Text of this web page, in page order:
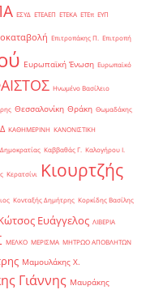
ΕΣΥΔ ΕΤΕΑΕΠ ΕΤΕΚΑ ΕΤΕπ ΕΥΠ
Επιτροπάκης Π. Επιτροπή
Ευρωπαϊκή Ένωση Ευρωπαϊκό
Ηνωμένο Βασίλειο
Θεσσαλονίκη Θράκη Θωμαδάκης
ΚΑΘΗΜΕΡΙΝΗ ΚΑΝΟΝΙΣΤΙΚΗ
Καββαθάς Γ. Καλογήρου Ι.
Κερατσίνι
Κιουρτζής
Κονταξής Δημήτρης Κορκίδης Βασίλης
Ευάγγελος ΛΙΒΕΡΙΑ
ΜΕΛΚΟ ΜΕΡΙΣΜΑ ΜΗΤΡΩΟ ΑΠΟΒΛΗΤΩΝ
Μαμουλάκης Χ.
Γιάννης Μαυράκης